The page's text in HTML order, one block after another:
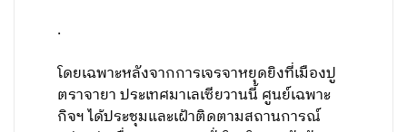
.
โดยเฉพาะหลังจากการเจรจาหยุดยิงที่เมืองปู
ตราจายา ประเทศมาเลเซียวานนี้ ศูนย์เฉพาะ
กิจฯ ได้ประชุมและเฝ้าติดตามสถานการณ์